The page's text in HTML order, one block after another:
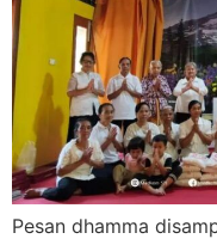
Pesan dhamma